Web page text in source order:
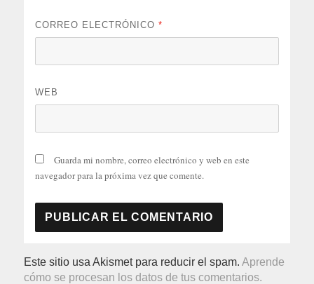
CORREO ELECTRÓNICO*
WEB
Guarda mi nombre, correo electrónico y web en este
navegador para la próxima vez que comente.
Este sitio usa Akismet para reducir el spam.Aprende
cómo se procesan los datos de tus comentarios.